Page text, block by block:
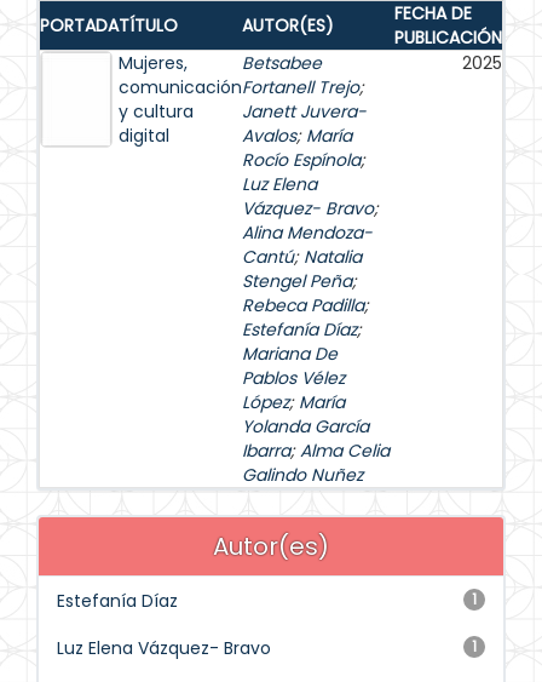
PORTADATÍTULO AUTOR(ES)
FECHA DE
PUBLICACIÓN
Mujeres,
comunicación
y cultura
digital
Betsabee
Fortanell Trejo;
Janett Juvera-
Avalos; María
Rocío Espínola;
Luz Elena
Vázquez- Bravo;
Alina Mendoza-
Cantú; Natalia
Stengel Peña;
Rebeca Padilla;
Estefanía Díaz;
Mariana De
Pablos Vélez
López; María
Yolanda García
Ibarra;Alma Celia
Galindo Nuñez
2025
Autor(es)
1
Estefanía Díaz
1
Luz Elena Vázquez- Bravo